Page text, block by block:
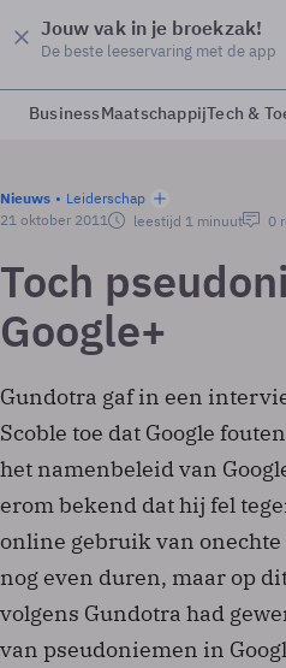
Jouw vak in je broekzak!
De beste leeservaring met de app
BusinessMaatschappijTech &
Nieuws
Leiderschap
21 oktober 2011
leestijd 1 minuut 0
Toch
Google+
Gundotra gaf in een
Scoble toe dat Google
het namenbeleid van
erom bekend dat hij fel
online gebruik van
nog even duren, maar op
volgens Gundotra had
van pseudoniemen in